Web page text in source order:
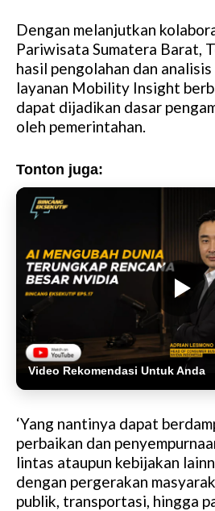
Dengan melanjutkan
Pariwisata Sumatera Barat,
hasil pengolahan dan
layanan Mobility Insight
dapat dijadikan dasar
oleh pemerintahan.
Tonton juga:
Video Rekomendasi Untuk Anda
‘Yang nantinya dapat
perbaikan dan
lintas ataupun kebijakan
dengan pergerakan
publik, transportasi, hingga